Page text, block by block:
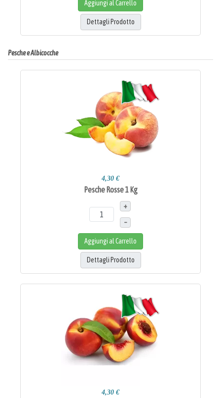
Aggiungi al Carrello
Dettagli Prodotto
Pesche e Albicocche
4,30 €
Pesche Rosse 1 Kg
+
–
Aggiungi al Carrello
Dettagli Prodotto
4,30 €